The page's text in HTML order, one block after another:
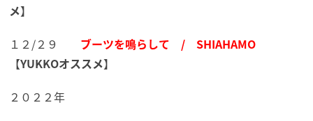
メ】
１２/２９
ブーツを鳴らして / SHIAHAMO
【YUKKOオススメ】
２０２２年